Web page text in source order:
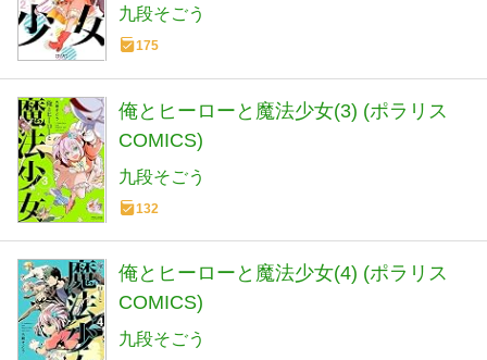
九段そごう
175
俺とヒーローと魔法少女(3) (ポラリス
COMICS)
九段そごう
132
俺とヒーローと魔法少女(4) (ポラリス
COMICS)
九段そごう